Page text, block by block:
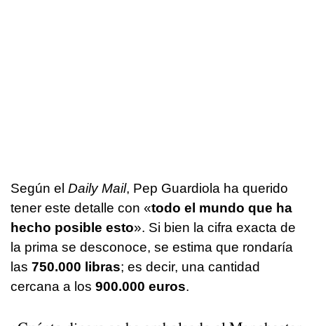
Según el Daily Mail, Pep Guardiola ha querido
tener este detalle con «todo el mundo que ha
hecho posible esto». Si bien la cifra exacta de
la prima se desconoce, se estima que rondaría
las 750.000 libras; es decir, una cantidad
cercana a los 900.000 euros.